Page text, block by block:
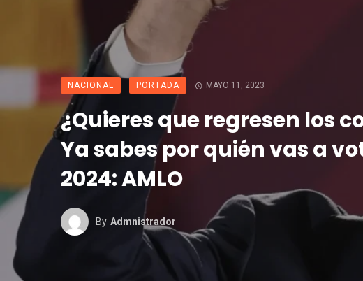
NACIONAL PORTADA MAYO 11, 2023
¿Quieres que regresen los
Ya sabes por quién vas a
2024: AMLO
By Admnistrador